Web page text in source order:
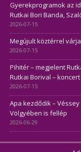
Gyerekprogramok az
Rutkai Bori Banda,
2026-07-15
Megújult köztérrel
2026-07-15
Pihitér – megjelent
Rutkai Borival –
2026-07-15
Apa kezdődik –
Völgyében is fellép
2026-06-29